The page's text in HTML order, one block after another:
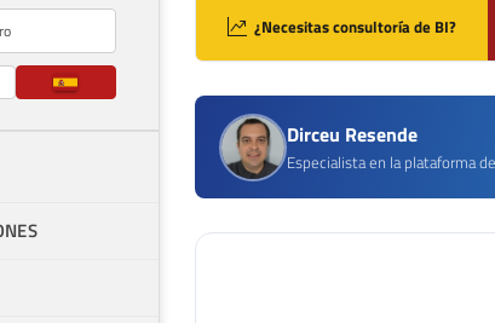
¿Necesitas consultoría de BI?
Dirceu Resende
Especialista en la plataforma